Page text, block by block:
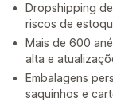
Dropshipping
riscos de
Mais de 600
alta e
Embalagens
saquinhos e